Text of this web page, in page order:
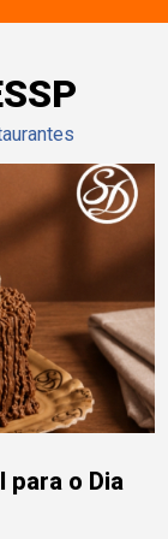
para o Dia